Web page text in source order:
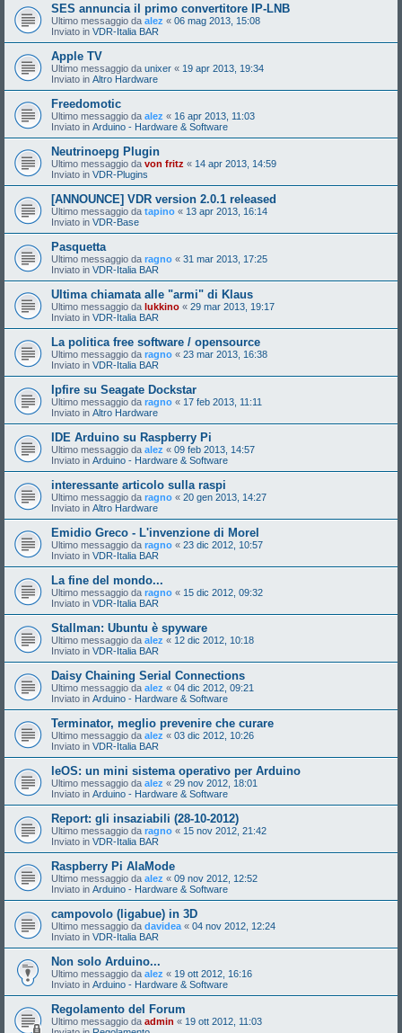
SES annuncia il primo convertitore IP-LNB
Ultimo messaggio da alez « 06 mag 2013, 15:08
Inviato in VDR-Italia BAR
Apple TV
Ultimo messaggio da unixer « 19 apr 2013, 19:34
Inviato in Altro Hardware
Freedomotic
Ultimo messaggio da alez « 16 apr 2013, 11:03
Inviato in Arduino - Hardware & Software
Neutrinoepg Plugin
Ultimo messaggio da von fritz « 14 apr 2013, 14:59
Inviato in VDR-Plugins
[ANNOUNCE] VDR version 2.0.1 released
Ultimo messaggio da tapino « 13 apr 2013, 16:14
Inviato in VDR-Base
Pasquetta
Ultimo messaggio da ragno « 31 mar 2013, 17:25
Inviato in VDR-Italia BAR
Ultima chiamata alle "armi" di Klaus
Ultimo messaggio da lukkino « 29 mar 2013, 19:17
Inviato in VDR-Italia BAR
La politica free software / opensource
Ultimo messaggio da ragno « 23 mar 2013, 16:38
Inviato in VDR-Italia BAR
Ipfire su Seagate Dockstar
Ultimo messaggio da ragno « 17 feb 2013, 11:11
Inviato in Altro Hardware
IDE Arduino su Raspberry Pi
Ultimo messaggio da alez « 09 feb 2013, 14:57
Inviato in Arduino - Hardware & Software
interessante articolo sulla raspi
Ultimo messaggio da ragno « 20 gen 2013, 14:27
Inviato in Altro Hardware
Emidio Greco - L'invenzione di Morel
Ultimo messaggio da ragno « 23 dic 2012, 10:57
Inviato in VDR-Italia BAR
La fine del mondo...
Ultimo messaggio da ragno « 15 dic 2012, 09:32
Inviato in VDR-Italia BAR
Stallman: Ubuntu è spyware
Ultimo messaggio da alez « 12 dic 2012, 10:18
Inviato in VDR-Italia BAR
Daisy Chaining Serial Connections
Ultimo messaggio da alez « 04 dic 2012, 09:21
Inviato in Arduino - Hardware & Software
Terminator, meglio prevenire che curare
Ultimo messaggio da alez « 03 dic 2012, 10:26
Inviato in VDR-Italia BAR
leOS: un mini sistema operativo per Arduino
Ultimo messaggio da alez « 29 nov 2012, 18:01
Inviato in Arduino - Hardware & Software
Report: gli insaziabili (28-10-2012)
Ultimo messaggio da ragno « 15 nov 2012, 21:42
Inviato in VDR-Italia BAR
Raspberry Pi AlaMode
Ultimo messaggio da alez « 09 nov 2012, 12:52
Inviato in Arduino - Hardware & Software
campovolo (ligabue) in 3D
Ultimo messaggio da davidea « 04 nov 2012, 12:24
Inviato in VDR-Italia BAR
Non solo Arduino...
Ultimo messaggio da alez « 19 ott 2012, 16:16
Inviato in Arduino - Hardware & Software
Regolamento del Forum
Ultimo messaggio da admin « 19 ott 2012, 11:03